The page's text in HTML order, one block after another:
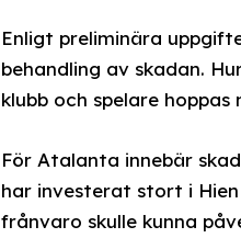
Enligt preliminära
behandling av skadan.
klubb och spelare
För Atalanta innebär
har investerat stort i
frånvaro skulle kunna